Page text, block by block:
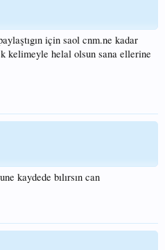
için saol cnm.ne kadar
kelimeyle helal olsun sana ellerine
kaydede bılırsın can